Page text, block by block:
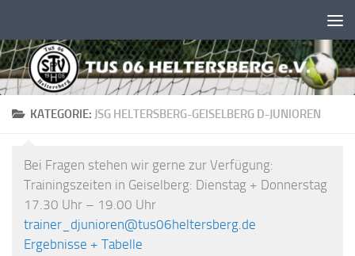
KATEGORIE: JSG HELTERSBERG-GEISELBERG D-JUNIOREN
Bei Fragen stehen wir gerne zur Verfügung:
Trainingszeiten in Geiselberg: Dienstag + Donnerstag
17.30 Uhr – 19.00 Uhr
trainer_djunioren@tus06heltersberg.de
Ergebnisse + Tabelle